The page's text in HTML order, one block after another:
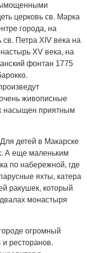
церковь св. Марка
города, на
Петра XIV века на
XV века, на
фонтан 1775
живописные
насыщен приятным
Для детей в Макарске
А еще маленьким
по набережной, где
яхты, катера
ракушек, который
монастыря
огромный
ресторанов.